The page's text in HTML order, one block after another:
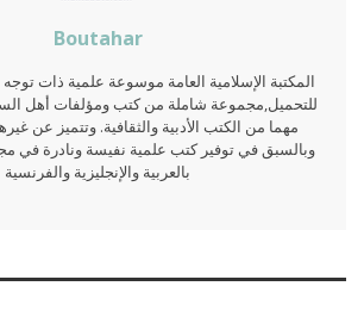
Boutahar
المكتبة الإسلامية العامة موسوعة علمية ذات
للتحميل,مجموعة شاملة من كتب ومؤلفات أهل
مهما من الكتب الأدبية والثقافية. وتتميز عن
وبالسبق في توفير كتب علمية نفيسة ونادرة في
بالعربية والإنجليزية والفرنسية